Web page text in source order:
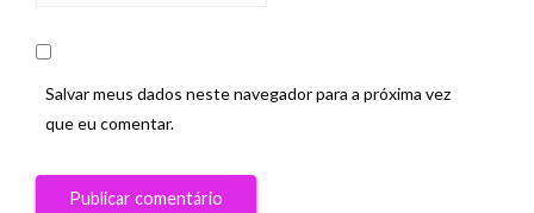
Salvar meus dados neste navegador para a próxima vez
que eu comentar.